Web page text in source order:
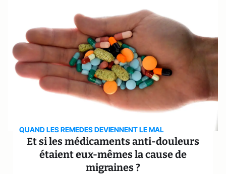
QUAND LES REMEDES DEVIENNENT LE MAL
Et si les médicaments anti-douleurs
étaient eux-mêmes la cause de
migraines ?